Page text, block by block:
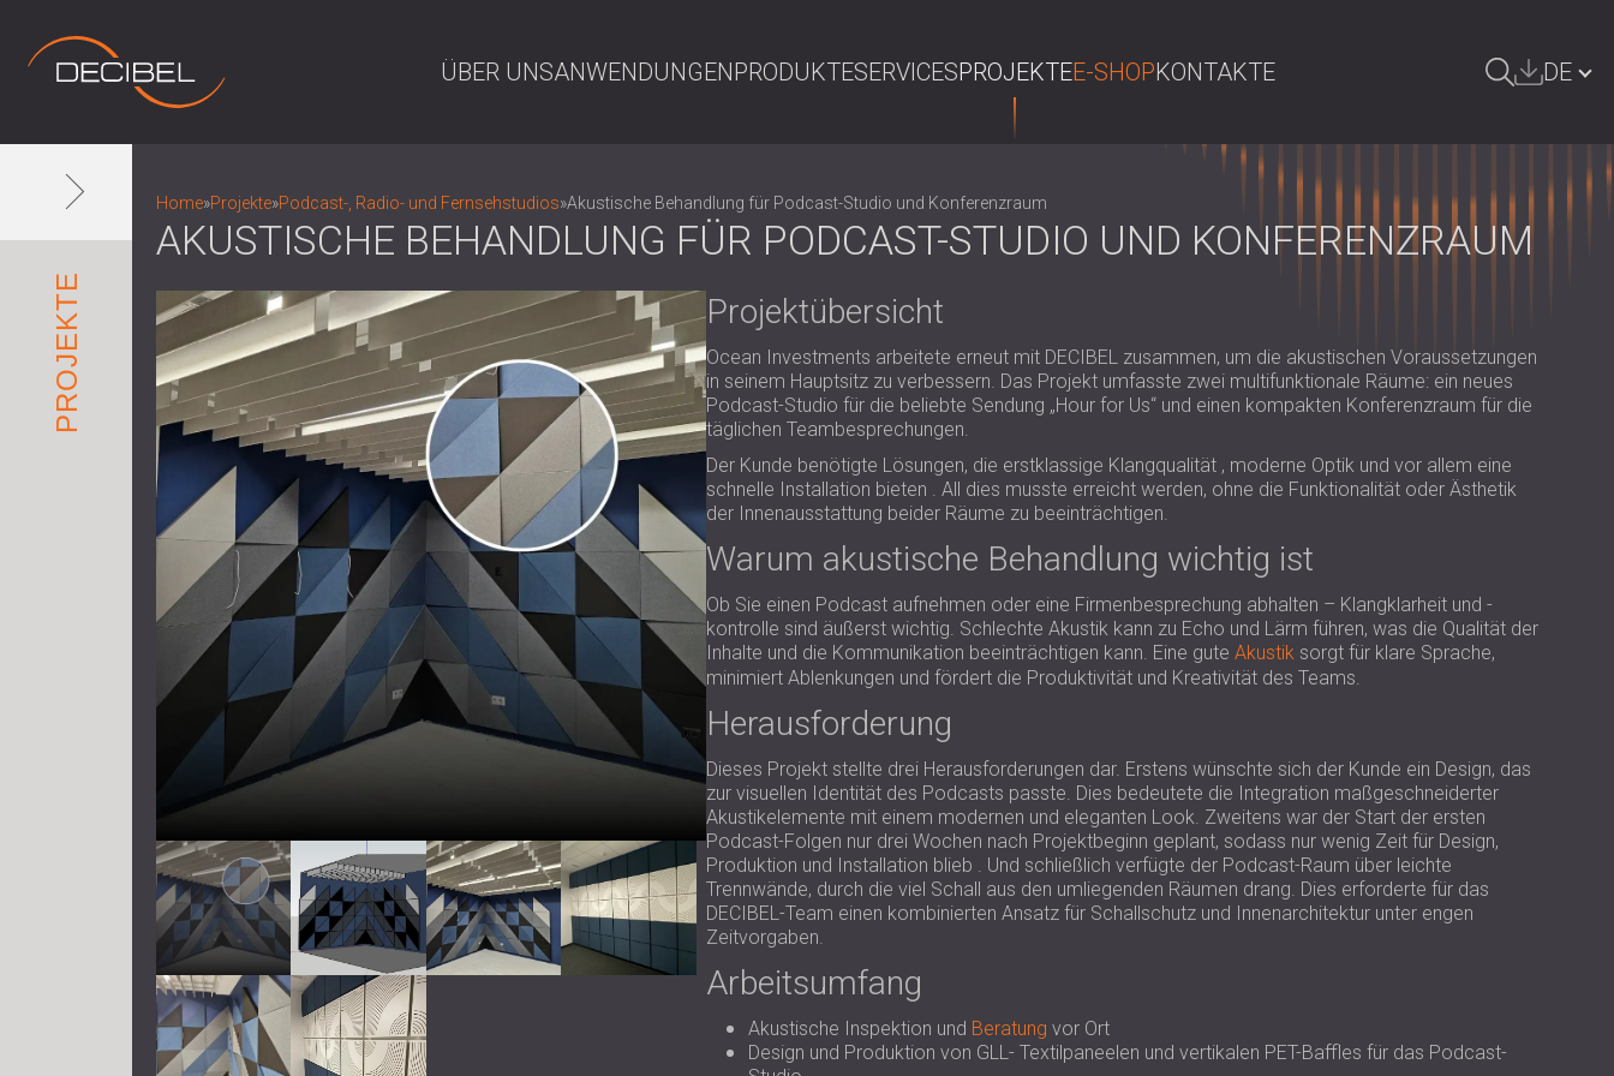
ÜBER UNSANWENDUNGENPRODUKTESERVICESPROJEKTEE-SHOPKONTAKTE DE
ÖSTERREICH | AT
ROMÂNIA | RO
POLAND | PL
РОССИЯ | RU
PROJEKTE
Home»Projekte»Podcast-, Radio- und Fernsehstudios»Akustische Behandlung für Podcast-Studio und Konferenzraum
AKUSTISCHE BEHANDLUNG FÜR PODCAST-STUDIO UND KONFERENZRAUM
Projektübersicht
Ocean Investments arbeitete erneut mit DECIBEL zusammen, um die akustischen Voraussetzungen
in seinem Hauptsitz zu verbessern. Das Projekt umfasste zwei multifunktionale Räume: ein neues
Podcast-Studio für die beliebte Sendung „Hour for Us“ und einen kompakten Konferenzraum für die
täglichen Teambesprechungen.
Der Kunde benötigte Lösungen, die erstklassige Klangqualität , moderne Optik und vor allem eine
schnelle Installation bieten . All dies musste erreicht werden, ohne die Funktionalität oder Ästhetik
der Innenausstattung beider Räume zu beeinträchtigen.
Warum akustische Behandlung wichtig ist
Ob Sie einen Podcast aufnehmen oder eine Firmenbesprechung abhalten – Klangklarheit und -
kontrolle sind äußerst wichtig. Schlechte Akustik kann zu Echo und Lärm führen, was die Qualität der
Inhalte und die Kommunikation beeinträchtigen kann. Eine gute Akustiksorgt für klare Sprache,
minimiert Ablenkungen und fördert die Produktivität und Kreativität des Teams.
Herausforderung
Dieses Projekt stellte drei Herausforderungen dar. Erstens wünschte sich der Kunde ein Design, das
zur visuellen Identität des Podcasts passte. Dies bedeutete die Integration maßgeschneiderter
Akustikelemente mit einem modernen und eleganten Look. Zweitens war der Start der ersten
Podcast-Folgen nur drei Wochen nach Projektbeginn geplant, sodass nur wenig Zeit für Design,
Produktion und Installation blieb . Und schließlich verfügte der Podcast-Raum über leichte
Trennwände, durch die viel Schall aus den umliegenden Räumen drang. Dies erforderte für das
DECIBEL-Team einen kombinierten Ansatz für Schallschutz und Innenarchitektur unter engen
Zeitvorgaben.
Arbeitsumfang
Akustische Inspektion und Beratung vor Ort
Design und Produktion von GLL- Textilpaneelen und vertikalen PET-Baffles für das Podcast-